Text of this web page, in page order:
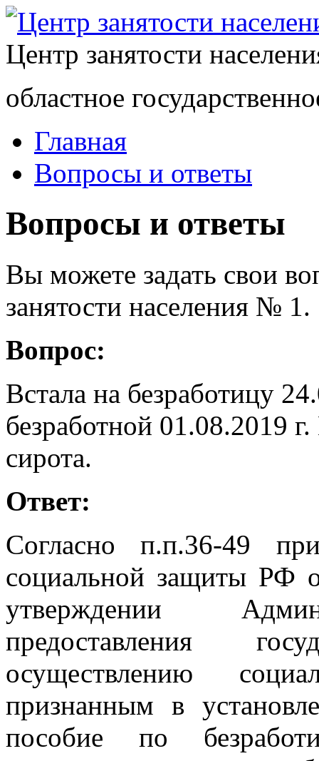
Центр занятости
областное
Главная
Вопросы и ответы
Вопросы и ответы
Вы можете задать свои
занятости населения № 1.
Вопрос:
Встала на безработицу
безработной 01.08.2019
сирота.
Ответ:
Согласно п.п.36-49
социальной защиты
утверждении
предоставления
осуществлению
признанным в
пособие по